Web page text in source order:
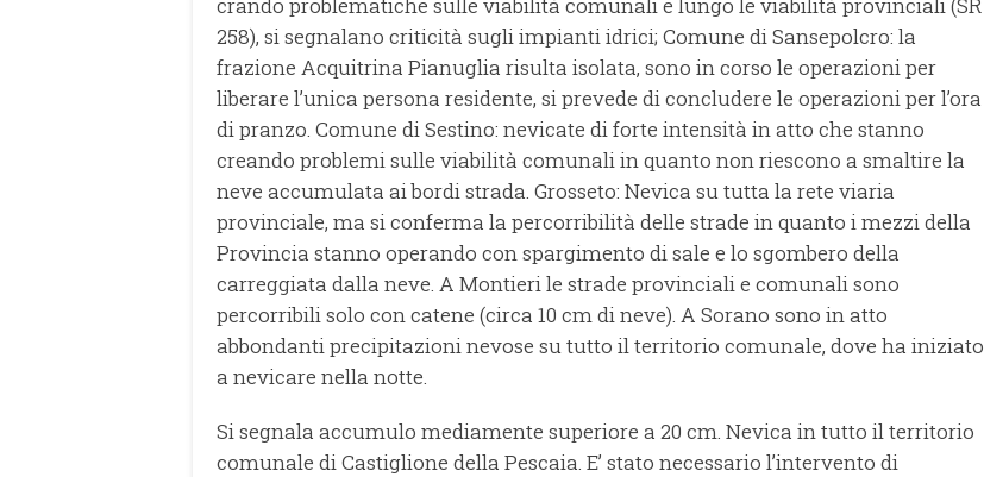
258), si segnalano criticità sugli impianti idrici; Comune di Sansepolcro: la
frazione Acquitrina Pianuglia risulta isolata, sono in corso le operazioni per
liberare l’unica persona residente, si prevede di concludere le operazioni per l’ora
di pranzo. Comune di Sestino: nevicate di forte intensità in atto che stanno
creando problemi sulle viabilità comunali in quanto non riescono a smaltire la
neve accumulata ai bordi strada. Grosseto: Nevica su tutta la rete viaria
provinciale, ma si conferma la percorribilità delle strade in quanto i mezzi della
Provincia stanno operando con spargimento di sale e lo sgombero della
carreggiata dalla neve. A Montieri le strade provinciali e comunali sono
percorribili solo con catene (circa 10 cm di neve). A Sorano sono in atto
abbondanti precipitazioni nevose su tutto il territorio comunale, dove ha iniziato
a nevicare nella notte.
Si segnala accumulo mediamente superiore a 20 cm. Nevica in tutto il territorio
comunale di Castiglione della Pescaia. E’ stato necessario l’intervento di